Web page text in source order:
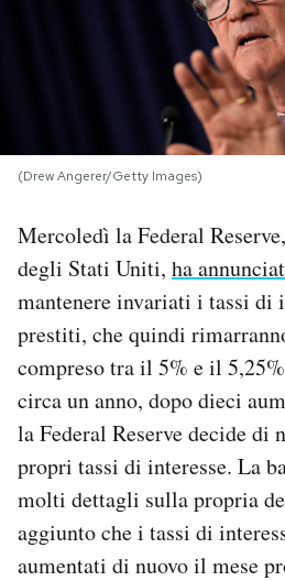
I MIEI PREFERITI
SHOP
CALENDARIO
AREA PERSONALE
Area Personale
Newsletter
Notifiche mobile
Regala il Post
Hai bisogno di aiuto?
Esci
(Drew Angerer/Getty Images)
Mercoledì la Federal
degli Stati Uniti, ha
mantenere invariati i tassi di
prestiti, che quindi
compreso tra il 5% e il
circa un anno, dopo dieci
la Federal Reserve decide di
propri tassi di interesse. La
molti dettagli sulla propria
aggiunto che i tassi di
aumentati di nuovo il mese